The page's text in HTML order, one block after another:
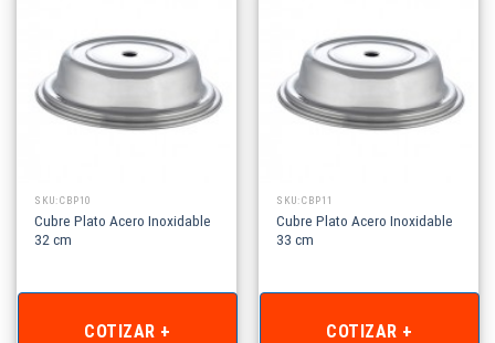
SKU: CBP10
Cubre Plato Acero Inoxidable
32 cm
COTIZAR +
SKU: CBP11
Cubre Plato Acero Inoxidable
33 cm
COTIZAR +